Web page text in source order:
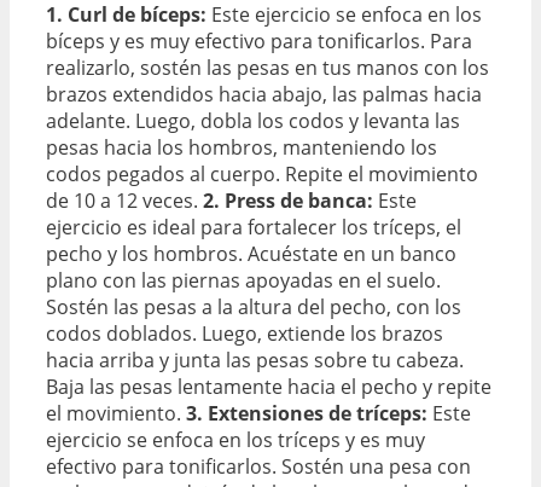
1. Curl de bíceps: Este ejercicio se enfoca en los
bíceps y es muy efectivo para tonificarlos. Para
realizarlo, sostén las pesas en tus manos con los
brazos extendidos hacia abajo, las palmas hacia
adelante. Luego, dobla los codos y levanta las
pesas hacia los hombros, manteniendo los
codos pegados al cuerpo. Repite el movimiento
de 10 a 12 veces. 2. Press de banca: Este
ejercicio es ideal para fortalecer los tríceps, el
pecho y los hombros. Acuéstate en un banco
plano con las piernas apoyadas en el suelo.
Sostén las pesas a la altura del pecho, con los
codos doblados. Luego, extiende los brazos
hacia arriba y junta las pesas sobre tu cabeza.
Baja las pesas lentamente hacia el pecho y repite
el movimiento. 3. Extensiones de tríceps: Este
ejercicio se enfoca en los tríceps y es muy
efectivo para tonificarlos. Sostén una pesa con